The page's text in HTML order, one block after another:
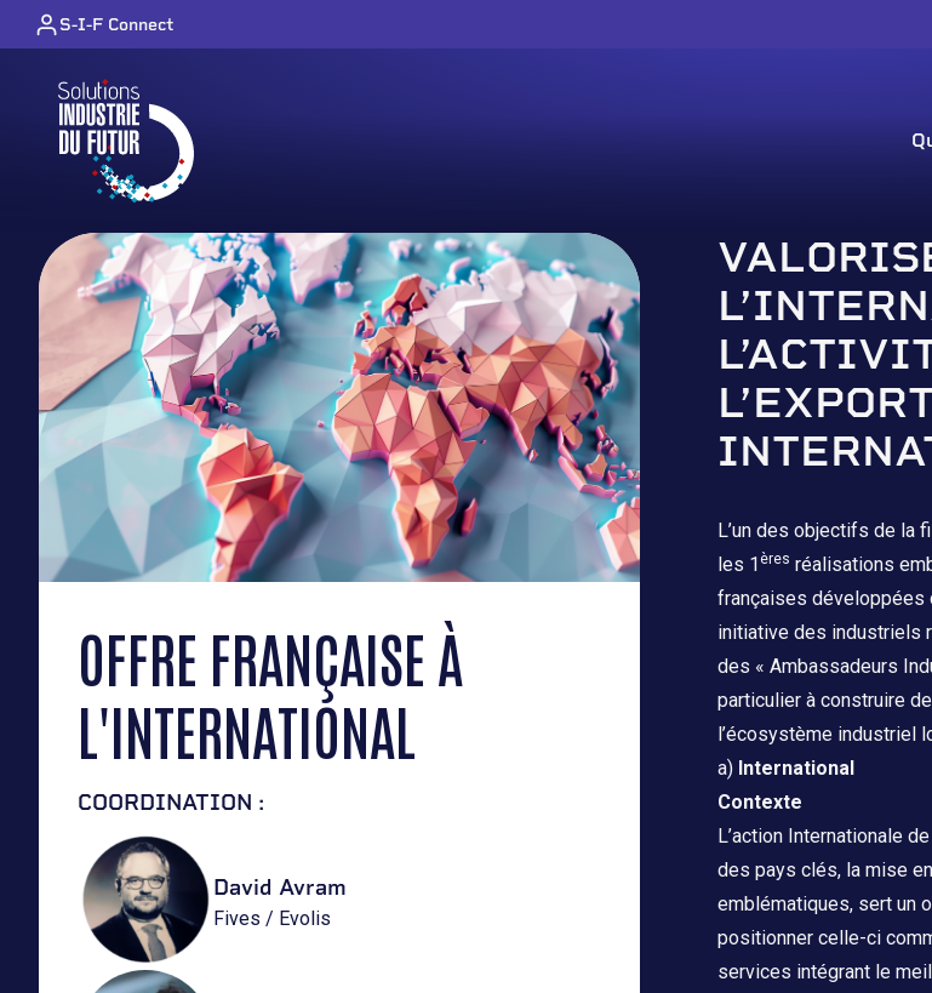
Skip to content
S-I-F Connect
OFFRE FRANÇAISE À
L'INTERNATIONAL
COORDINATION :
David Avram
Fives / Evolis
L’un des objectifs de la
les 1 ères réalisations
françaises développées
initiative des industriels
des « Ambassadeurs
particulier à construire
l’écosystème industriel
a) International
Contexte
L’action Internationale
des pays clés, la mise
emblématiques, sert un
positionner celle-ci
services intégrant le